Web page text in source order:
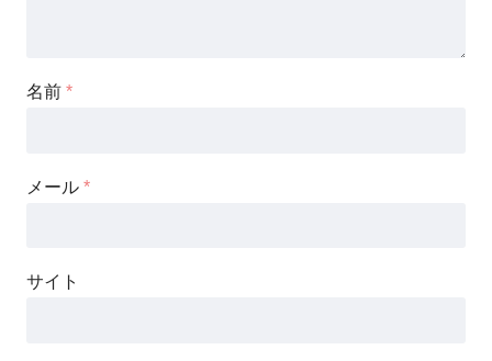
名前 *
メール *
サイト